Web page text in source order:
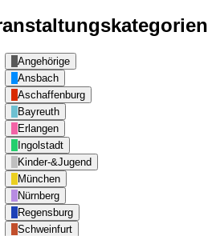
Angehörige
Ansbach
Aschaffenburg
Bayreuth
Erlangen
Ingolstadt
Kinder-&Jugend
München
Nürnberg
Regensburg
Schweinfurt